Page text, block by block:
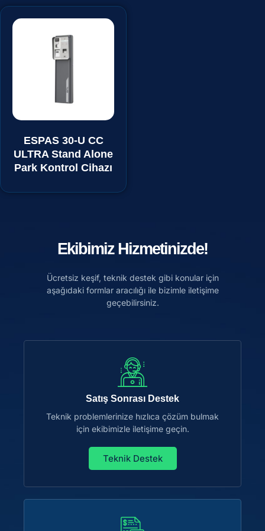
ESPAS 30-U CC
ULTRA Stand Alone
Park Kontrol Cihazı
Ekibimiz Hizmetinizde!
Ücretsiz keşif, teknik destek gibi konular için
aşağıdaki formlar aracılığı ile bizimle iletişime
geçebilirsiniz.
Satış Sonrası Destek
Teknik problemlerinize hızlıca çözüm bulmak
için ekibimizle iletişime geçin.
Teknik Destek